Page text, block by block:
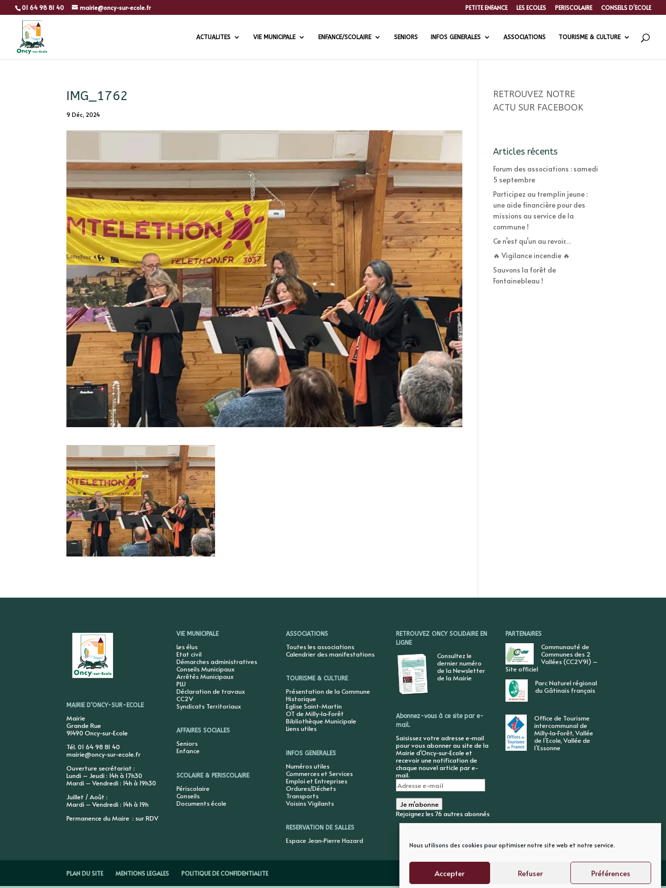
Nous utilisons des cookies pour optimiser notre site web et notre service.
Accepter Refuser Préférences
01 64 98 81 40 mairie@oncy-sur-ecole.fr PETITE ENFANCE LES ECOLES PERISCOLAIRE CONSEILS D’ECOLE
ACTUALITES VIE MUNICIPALE ENFANCE/SCOLAIRE SENIORS INFOS GENERALES ASSOCIATIONS TOURISME & CULTURE
IMG_1762
9 Déc, 2024
RETROUVEZ NOTRE
ACTU SUR FACEBOOK
Articles récents
Forum des associations : samedi
5 septembre
Participez au tremplin jeune :
une aide financière pour des
missions au service de la
commune !
Ce n’est qu’un au revoir…
🔥 Vigilance incendie 🔥
Sauvons la forêt de
Fontainebleau !
MAIRIE D’ONCY-SUR-ECOLE
Mairie
Grande Rue
91490 Oncy-sur-Ecole
Tél. 01 64 98 81 40
mairie@oncy-sur-ecole.fr
Ouverture secrétariat :
Lundi – Jeudi : 14h à 17h30
Mardi – Vendredi : 14h à 19h30
Juillet / Août :
Mardi – Vendredi : 14h à 19h
Permanence du Maire : sur RDV
VIE MUNICIPALE
Les élus
Etat civil
Démarches administratives
Conseils Municipaux
Arrêtés Municipaux
PLU
Déclaration de travaux
CC2V
Syndicats Territoriaux
AFFAIRES SOCIALES
Seniors
Enfance
SCOLAIRE & PERISCOLAIRE
Périscolaire
Conseils
Documents école
ASSOCIATIONS
Toutes les associations
Calendrier des manifestations
TOURISME & CULTURE
Présentation de la Commune
Historique
Eglise Saint-Martin
OT de Milly-la-Forêt
Bibliothèque Municipale
Liens utiles
INFOS GENERALES
Numéros utiles
Commerces et Services
Emploi et Entreprises
Ordures/Déchets
Transports
Voisins Vigilants
RESERVATION DE SALLES
Espace Jean-Pierre Hazard
RETROUVEZ ONCY SOLIDAIRE EN
LIGNE
Consultez le
dernier numéro
de la Newsletter
de la Mairie
Abonnez-vous à ce site par e-
mail.
Saisissez votre adresse e-mail
pour vous abonner au site de la
Mairie d'Oncy-sur-Ecole et
recevoir une notification de
chaque nouvel article par e-
mail.
Adresse
e-
mail
Je m'abonne
Rejoignez les 76 autres abonnés
PARTENAIRES
Communauté de
Communes des 2
Vallées (CC2V91) –
Site officiel
Parc Naturel régional
du Gâtinais français
Office de Tourisme
intercommunal de
Milly-la-Forêt, Vallée
de l’Ecole, Vallée de
l’Essonne
PLAN DU SITE MENTIONS LEGALES POLITIQUE DE CONFIDENTIALITE